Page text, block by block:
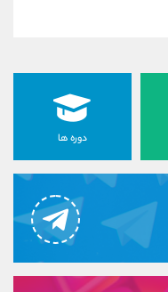
دوره ها